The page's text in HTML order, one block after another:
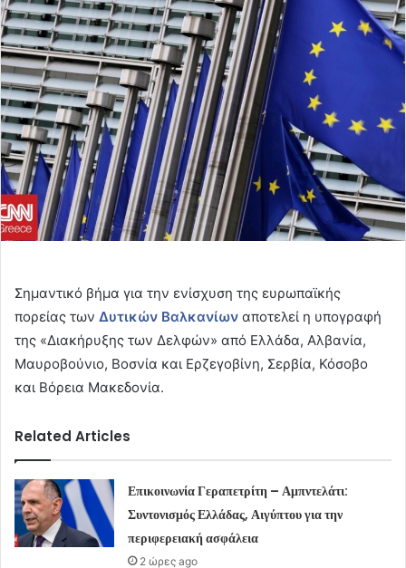
email
Σημαντικό βήμα για την ενίσχυση της ευρωπαϊκής
πορείας των Δυτικών Βαλκανίων αποτελεί η υπογραφή
της «Διακήρυξης των Δελφών» από Ελλάδα, Αλβανία,
Μαυροβούνιο, Βοσνία και Ερζεγοβίνη, Σερβία, Κόσοβο
και Βόρεια Μακεδονία.
Related Articles
Επικοινωνία Γεραπετρίτη – Αμπντελάτι:
Συντονισμός Ελλάδας, Αιγύπτου για την
περιφερειακή ασφάλεια
2 ώρες ago